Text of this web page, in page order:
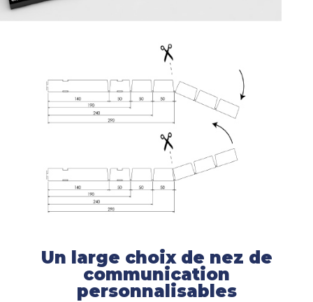
Un large choix de nez de
communication
personnalisables